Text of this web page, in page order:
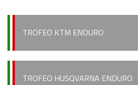
TROFEO KTM ENDURO
TROFEO HUSQVARNA ENDURO